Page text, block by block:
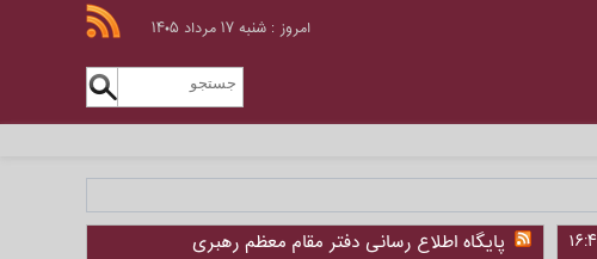
امروز : شنبه ۱۷ مرداد ۱۴۰۵
پایگاه اطلاع رسانی دفتر مقام معظم رهبری